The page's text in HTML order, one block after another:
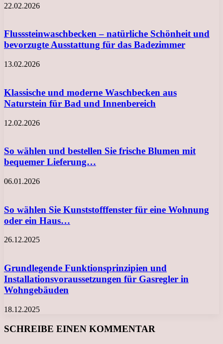
22.02.2026
Flusssteinwaschbecken – natürliche Schönheit und
bevorzugte Ausstattung für das Badezimmer
13.02.2026
Klassische und moderne Waschbecken aus
Naturstein für Bad und Innenbereich
12.02.2026
So wählen und bestellen Sie frische Blumen mit
bequemer Lieferung…
06.01.2026
So wählen Sie Kunststofffenster für eine Wohnung
oder ein Haus…
26.12.2025
Grundlegende Funktionsprinzipien und
Installationsvoraussetzungen für Gasregler in
Wohngebäuden
18.12.2025
SCHREIBE EINEN KOMMENTAR